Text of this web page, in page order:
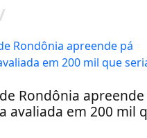
/
Rondônia
avaliada em 200 mil